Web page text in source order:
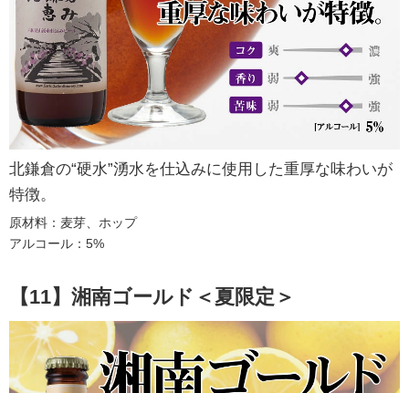
北鎌倉の“硬水”湧水を仕込みに使用した重厚な味わいが
特徴。
原材料：麦芽、ホップ
アルコール：5%
【11】湘南ゴールド＜夏限定＞